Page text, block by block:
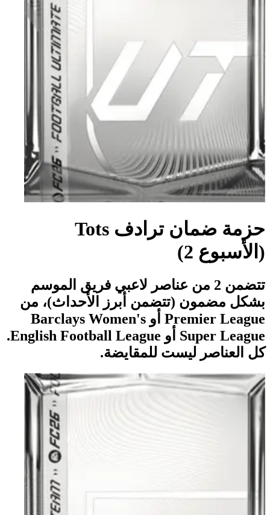
حزمة ضمان ترادف Tots
(الأسبوع 2)
تتضمن 2 من عناصر لاعبي فريق الموسم
بشكل مضمون (تتضمن أبرز الأحداث)، من
Premier League أو Barclays Women's
Super League أو English Football League.
كل العناصر ليست للمقايضة.